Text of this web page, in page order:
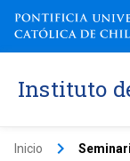
Instituto
Inicio keyboard_arrow_right